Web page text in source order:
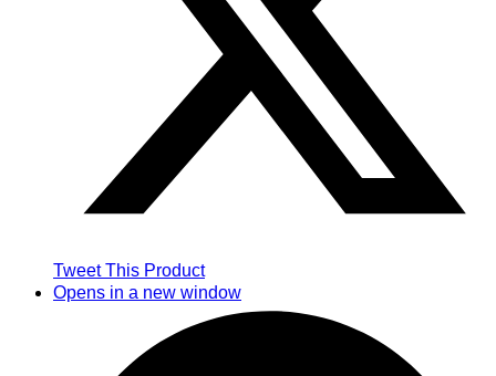
Tweet This Product
Opens in a new window